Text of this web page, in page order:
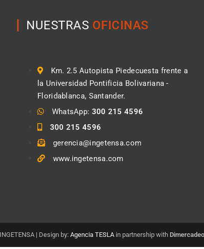
NUESTRAS OFICINAS
Km. 2.5 Autopista Piedecuesta frente a
la Universidad Pontificia Bolivariana -
Floridablanca, Santander.
WhatsApp: 300 215 4596
300 215 4596
gerencia@ingetensa.com
www.ingetensa.com
| Design by:Agencia TESLAin partnership with Dimercadeo